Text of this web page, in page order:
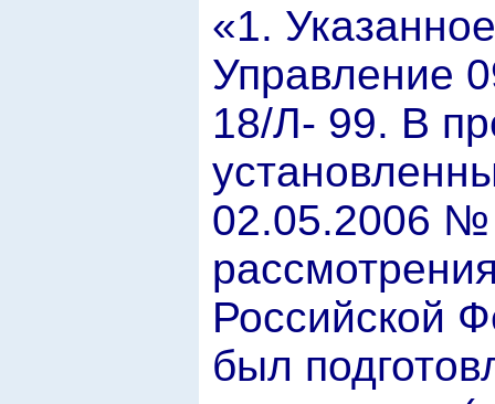
«1.
Управление
18/Л- 99. В
02.05.2006
Российской
был